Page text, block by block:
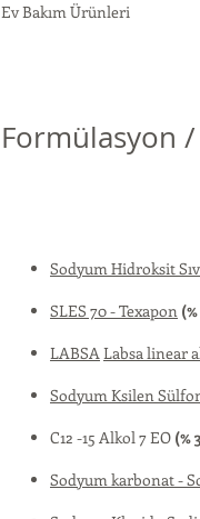
Ev Bakım Ürünleri
Formülasyon
Sodyum Hidroksit
SLES 70 - Texapon
LABSALabsa linear
Sodyum Ksilen
C12 -15 Alkol 7 EO (%
Sodyum karbonat -